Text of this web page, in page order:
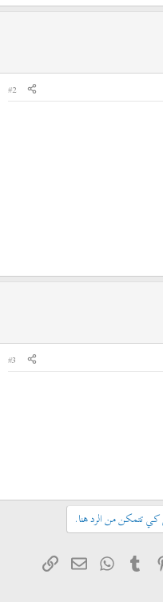
#2
#3
تتمكن من الرد هنا.
Pinterest
Tumblr
WhatsApp
البريدالرابط